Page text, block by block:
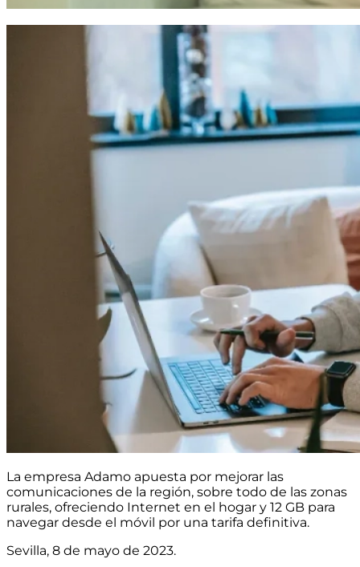
La empresa Adamo apuesta por mejorar las
comunicaciones de la región, sobre todo de las zonas
rurales, ofreciendo Internet en el hogar y 12 GB para
navegar desde el móvil por una tarifa definitiva.
Sevilla, 8 de mayo de 2023.